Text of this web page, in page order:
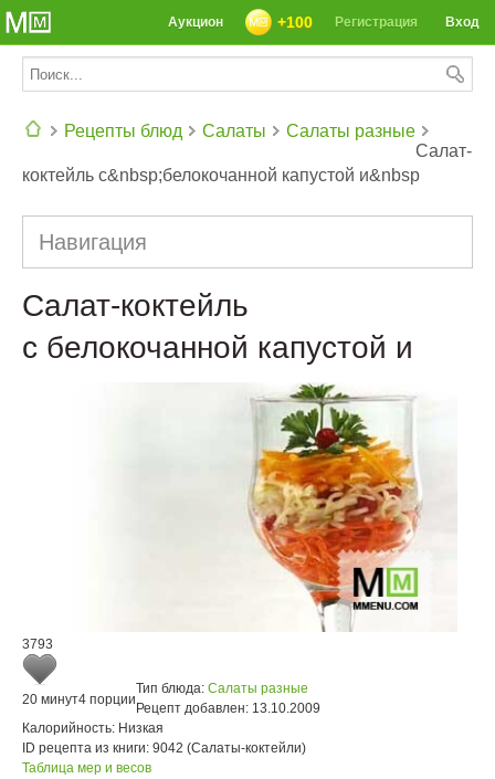
СЕГОДНЯ: 39142 РЕЦЕПТА
Вход
Регистрация
+100
Аукцион
Рецепты блюд Салаты
Салаты разные
Салат-
коктейль с&nbsp;белокочанной капустой и&nbsp
Навигация
Салат-коктейль
с белокочанной капустой и
3793
20 минут4 порции
Тип блюда: Салаты разные
Рецепт добавлен: 13.10.2009
Калорийность: Низкая
ID рецепта из книги: 9042 (Салаты-коктейли)
Таблица мер и весов